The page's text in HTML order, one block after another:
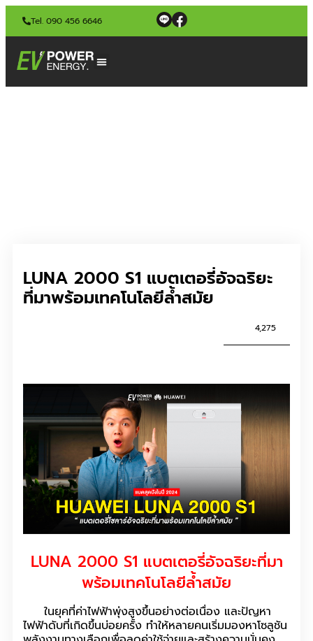
Tel. 090 456 6646
LUNA 2000 S1 แบตเตอรี่อัจฉริยะ
ที่มาพร้อมเทคโนโลยีล้ำสมัย
4,275
LUNA 2000 S1 แบตเตอรี่อัจฉริยะที่มา
พร้อมเทคโนโลยีล้ำสมัย
ในยุคที่ค่าไฟฟ้าพุ่งสูงขึ้นอย่างต่อเนื่อง และปัญหา
ไฟฟ้าดับที่เกิดขึ้นบ่อยครั้ง ทำให้หลายคนเริ่มมองหาโซลูชัน